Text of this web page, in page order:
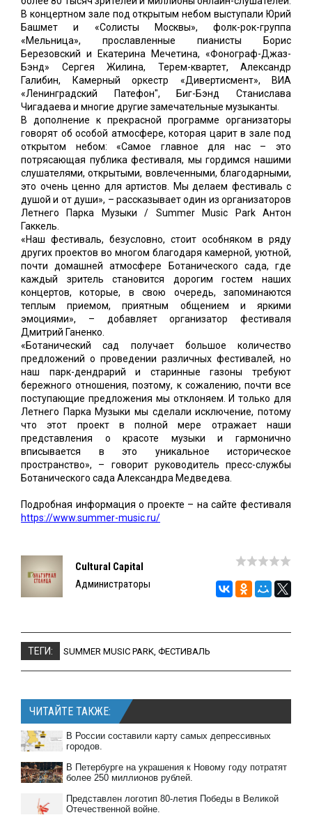
В концертном зале под открытым небом выступали Юрий
Башмет и «Солисты Москвы», фолк-рок-группа
«Мельница», прославленные пианисты Борис
Березовский и Екатерина Мечетина, «Фонограф-Джаз-
Бэнд» Сергея Жилина, Терем-квартет, Александр
Галибин, Камерный оркестр «Дивертисмент», ВИА
«Ленинградский Патефон", Биг-Бэнд Станислава
Чигадаева и многие другие замечательные музыканты.
В дополнение к прекрасной программе организаторы
говорят об особой атмосфере, которая царит в зале под
открытом небом: «Самое главное для нас – это
потрясающая публика фестиваля, мы гордимся нашими
слушателями, открытыми, вовлеченными, благодарными,
это очень ценно для артистов. Мы делаем фестиваль с
душой и от души», – рассказывает один из организаторов
Летнего Парка Музыки / Summer Music Park Антон
Гаккель.
«Наш фестиваль, безусловно, стоит особняком в ряду
других проектов во многом благодаря камерной, уютной,
почти домашней атмосфере Ботанического сада, где
каждый зритель становится дорогим гостем наших
концертов, которые, в свою очередь, запоминаются
теплым приемом, приятным общением и яркими
эмоциями», – добавляет организатор фестиваля
Дмитрий Ганенко.
«Ботанический сад получает большое количество
предложений о проведении различных фестивалей, но
наш парк-дендрарий и старинные газоны требуют
бережного отношения, поэтому, к сожалению, почти все
поступающие предложения мы отклоняем. И только для
Летнего Парка Музыки мы сделали исключение, потому
что этот проект в полной мере отражает наши
представления о красоте музыки и гармонично
вписывается в это уникальное историческое
пространство», – говорит руководитель пресс-службы
Ботанического сада Александра Медведева.
Подробная информация о проекте – на сайте фестиваля
https://www.summer-music.ru/
Cultural Capital
Администраторы
ТЕГИ: SUMMER MUSIC PARK ФЕСТИВАЛЬ
ЧИТАЙТЕ ТАКЖЕ:
В России составили карту самых депрессивных
городов.
В Петербурге на украшения к Новому году потратят
более 250 миллионов рублей.
Представлен логотип 80-летия Победы в Великой
Отечественной войне.